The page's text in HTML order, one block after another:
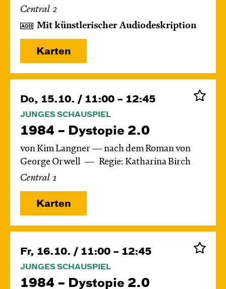
Central 2
Mit künstlerischer Audiodeskription
Karten
Do, 15.10. / 11:00 – 12:45
JUNGES SCHAUSPIEL
1984 – Dystopie 2.0
von Kim Langner — nach dem Roman von
George Orwell
Regie: Katharina Birch
Central 1
Karten
Fr, 16.10. / 11:00 – 12:45
JUNGES SCHAUSPIEL
1984 – Dystopie 2.0